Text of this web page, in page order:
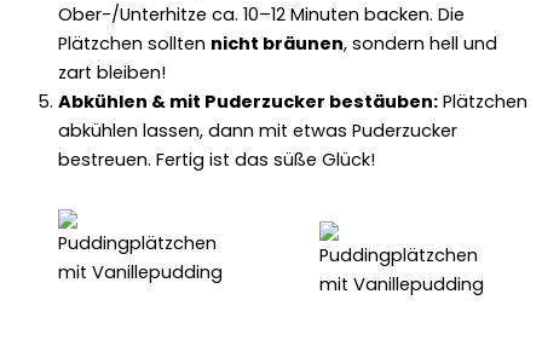
Ober-/Unterhitze ca. 10–12 Minuten backen. Die
Plätzchen sollten nicht bräunen, sondern hell und
zart bleiben!
Abkühlen & mit Puderzucker bestäuben: Plätzchen
abkühlen lassen, dann mit etwas Puderzucker
bestreuen. Fertig ist das süße Glück!